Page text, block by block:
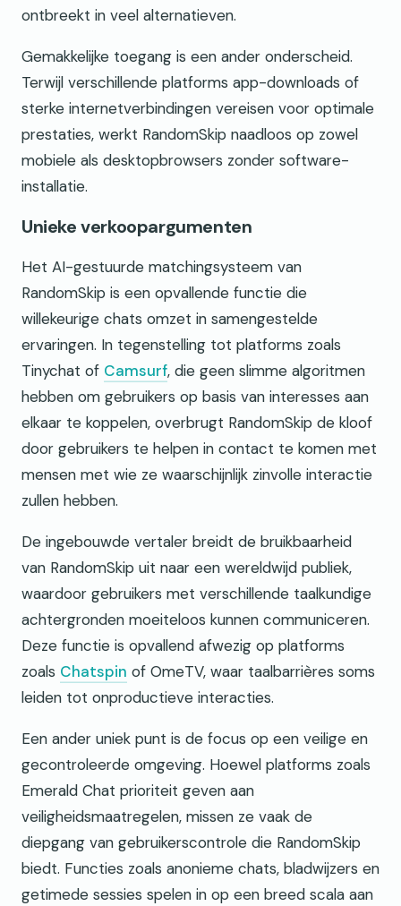
ontbreekt in veel alternatieven.
Gemakkelijke toegang is een ander onderscheid.
Terwijl verschillende platforms app-downloads of
sterke internetverbindingen vereisen voor optimale
prestaties, werkt RandomSkip naadloos op zowel
mobiele als desktopbrowsers zonder software-
installatie.
Unieke verkoopargumenten
Het AI-gestuurde matchingsysteem van
RandomSkip is een opvallende functie die
willekeurige chats omzet in samengestelde
ervaringen. In tegenstelling tot platforms zoals
Tinychat of Camsurf, die geen slimme algoritmen
hebben om gebruikers op basis van interesses aan
elkaar te koppelen, overbrugt RandomSkip de kloof
door gebruikers te helpen in contact te komen met
mensen met wie ze waarschijnlijk zinvolle interactie
zullen hebben.
De ingebouwde vertaler breidt de bruikbaarheid
van RandomSkip uit naar een wereldwijd publiek,
waardoor gebruikers met verschillende taalkundige
achtergronden moeiteloos kunnen communiceren.
Deze functie is opvallend afwezig op platforms
zoals Chatspin of OmeTV, waar taalbarrières soms
leiden tot onproductieve interacties.
Een ander uniek punt is de focus op een veilige en
gecontroleerde omgeving. Hoewel platforms zoals
Emerald Chat prioriteit geven aan
veiligheidsmaatregelen, missen ze vaak de
diepgang van gebruikerscontrole die RandomSkip
biedt. Functies zoals anonieme chats, bladwijzers en
getimede sessies spelen in op een breed scala aan